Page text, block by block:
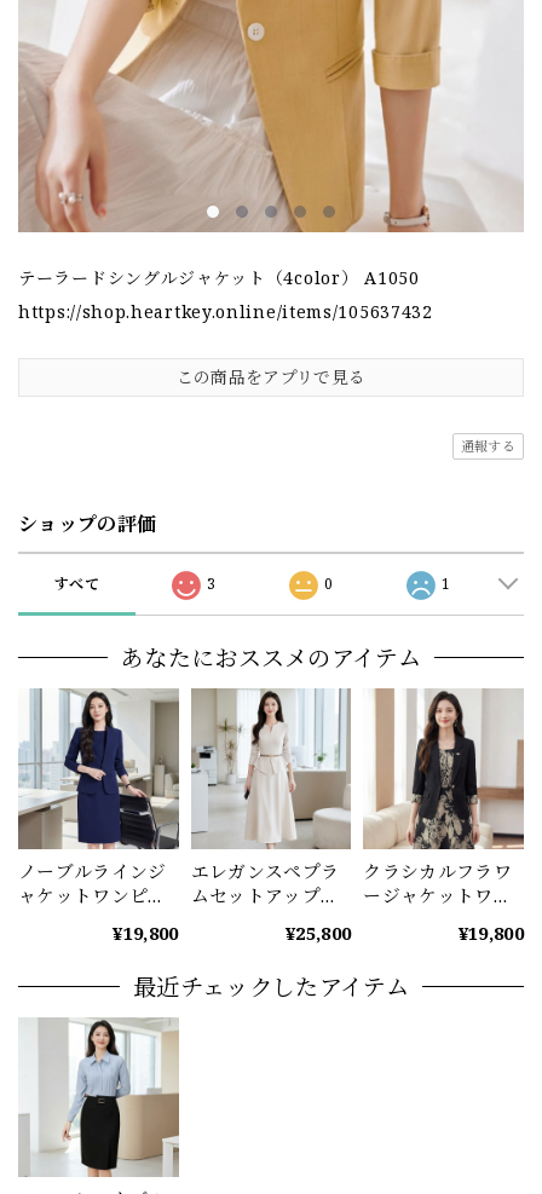
テーラードシングルジャケット（4color） A1050
https://shop.heartkey.online/items/105637432
この商品をアプリで見る
通報する
ショップの評価
すべて 3 0 1
あなたにおススメのアイテム
ノーブルラインジ
ャケットワンピー
（4color） A1222
¥19,800
エレガンスペプラ
ムセットアップ
（2color） A1225
¥25,800
クラシカルフラワ
ージャケットワン
¥19,800
最近チェックしたアイテム